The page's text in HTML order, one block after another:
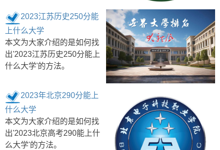
2023江苏历史250分能
上什么大学
本文为大家介绍的是如何找
出'2023江苏历史250分能上
什么大学'的方法。
2023年北京290分能上
什么大学
本文为大家介绍的是如何找
出'2023北京高考290能上什
么大学'的方法。